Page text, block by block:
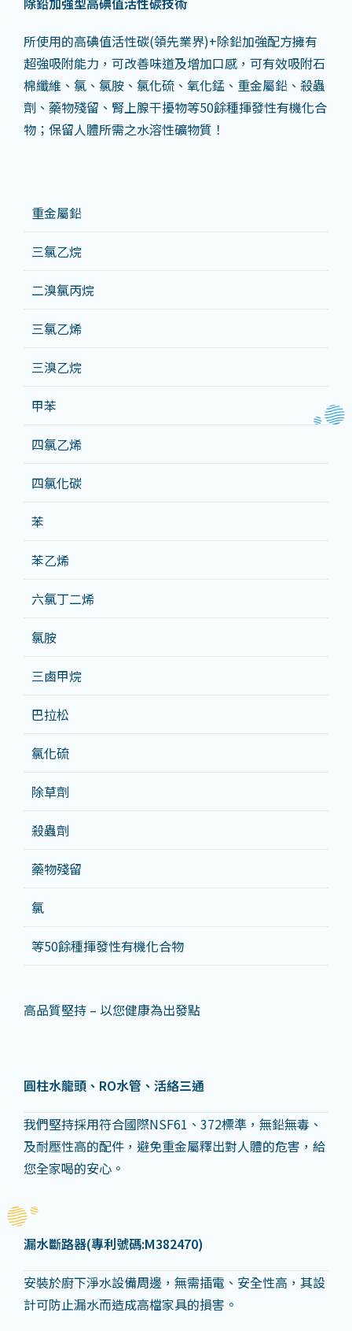
所使用的高碘值活性碳(領先業界)+除鉛加強配方擁有
超強吸附能力，可改善味道及增加口感，可有效吸附石
棉纖維、氯、氯胺、氯化硫、氧化錳、重金屬鉛、殺蟲
劑、藥物殘留、腎上腺干擾物等50餘種揮發性有機化合
物；保留人體所需之水溶性礦物質！
重金屬鉛
三氯乙烷
二溴氯丙烷
三氯乙烯
三溴乙烷
甲苯
四氯乙烯
四氯化碳
苯
苯乙烯
六氯丁二烯
氯胺
三鹵甲烷
巴拉松
氯化硫
除草劑
殺蟲劑
藥物殘留
氯
等50餘種揮發性有機化合物
高品質堅持 – 以您健康為出發點
圓柱水龍頭、 RO水管、活絡三通
我們堅持採用符合國際NSF61、372標準，無鉛無毒、
及耐壓性高的配件，避免重金屬釋出對人體的危害，給
您全家喝的安心。
漏水斷路器(專利號碼:M382470)
安裝於廚下淨水設備周邊，無需插電、安全性高，其設
計可防止漏水而造成高檔家具的損害。